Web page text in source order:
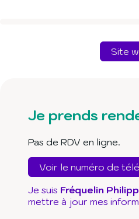
Site
Je prends
Pas de RDV en ligne.
Voir le numéro de
Je suis Fréquelin
mettre à jour mes